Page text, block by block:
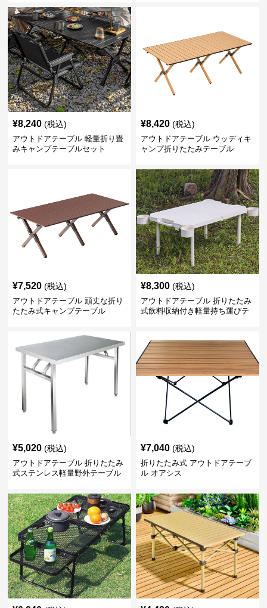
¥8,240 (税込)
アウトドアテーブル 軽量折り畳
みキャンプテーブルセット
¥8,420 (税込)
アウトドアテーブル ウッディキ
ャンプ折りたたみテーブル
¥7,520 (税込)
アウトドアテーブル 頑丈な折り
たたみ式キャンプテーブル
¥8,300 (税込)
アウトドアテーブル 折りたたみ
式飲料収納付き軽量持ち運びテ
¥5,020 (税込)
アウトドアテーブル 折りたたみ
式ステンレス軽量野外テーブル
¥7,040 (税込)
折りたたみ式 アウトドアテーブ
ル オアシス